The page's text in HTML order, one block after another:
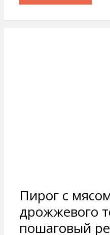
Пирог с
дрожжевого
пошаговый